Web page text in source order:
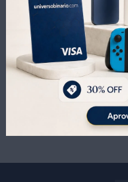
Soporte para Canalera Brateck DVD-31 Dvd o Apple Tv
420
UYU 294
UYU 357
-
